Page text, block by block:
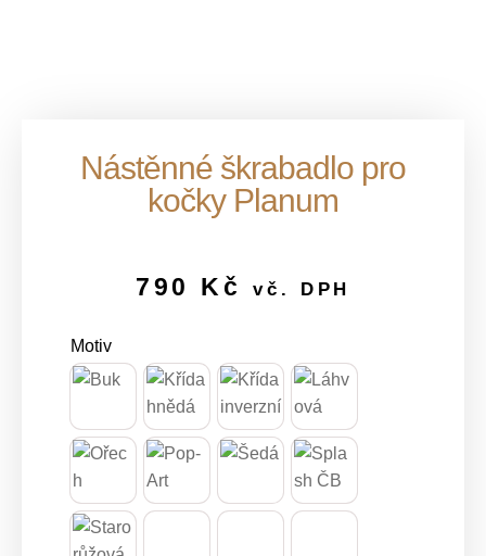
Nástěnné škrabadlo pro
kočky Planum
790 Kč vč. DPH
Motiv